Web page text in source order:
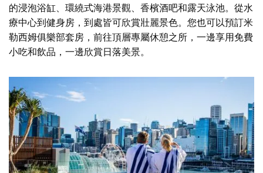
的浸泡浴缸、環繞式海港景觀、香檳酒吧和露天泳池。從水
療中心到健身房，到處皆可欣賞壯麗景色。您也可以預訂米
勒西姆俱樂部套房，前往頂層專屬休憩之所，一邊享用免費
小吃和飲品，一邊欣賞日落美景。